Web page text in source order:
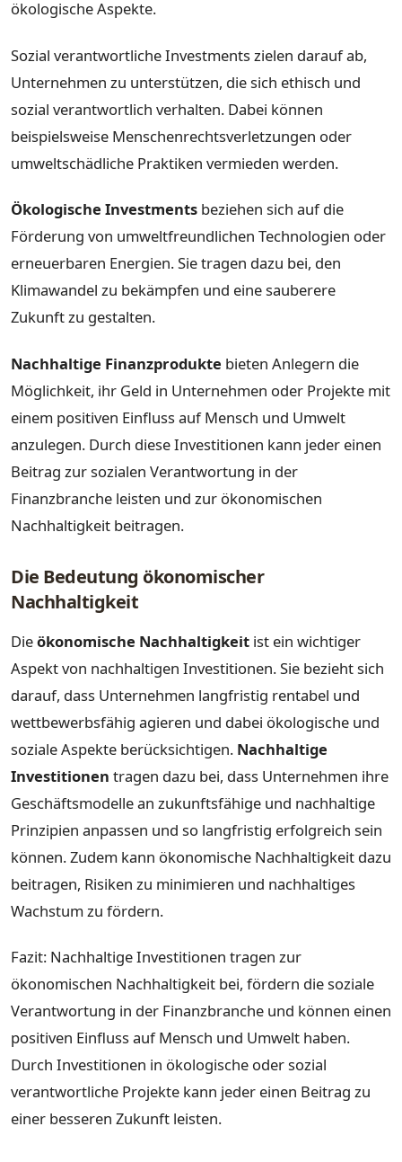
ökologische Aspekte.
Sozial verantwortliche Investments zielen darauf ab,
Unternehmen zu unterstützen, die sich ethisch und
sozial verantwortlich verhalten. Dabei können
beispielsweise Menschenrechtsverletzungen oder
umweltschädliche Praktiken vermieden werden.
Ökologische Investments beziehen sich auf die
Förderung von umweltfreundlichen Technologien oder
erneuerbaren Energien. Sie tragen dazu bei, den
Klimawandel zu bekämpfen und eine sauberere
Zukunft zu gestalten.
Nachhaltige Finanzprodukte bieten Anlegern die
Möglichkeit, ihr Geld in Unternehmen oder Projekte mit
einem positiven Einfluss auf Mensch und Umwelt
anzulegen. Durch diese Investitionen kann jeder einen
Beitrag zur sozialen Verantwortung in der
Finanzbranche leisten und zur ökonomischen
Nachhaltigkeit beitragen.
Die Bedeutung ökonomischer
Nachhaltigkeit
Dieökonomische Nachhaltigkeit ist ein wichtiger
Aspekt von nachhaltigen Investitionen. Sie bezieht sich
darauf, dass Unternehmen langfristig rentabel und
wettbewerbsfähig agieren und dabei ökologische und
soziale Aspekte berücksichtigen. Nachhaltige
Investitionen tragen dazu bei, dass Unternehmen ihre
Geschäftsmodelle an zukunftsfähige und nachhaltige
Prinzipien anpassen und so langfristig erfolgreich sein
können. Zudem kann ökonomische Nachhaltigkeit dazu
beitragen, Risiken zu minimieren und nachhaltiges
Wachstum zu fördern.
Fazit: Nachhaltige Investitionen tragen zur
ökonomischen Nachhaltigkeit bei, fördern die soziale
Verantwortung in der Finanzbranche und können einen
positiven Einfluss auf Mensch und Umwelt haben.
Durch Investitionen in ökologische oder sozial
verantwortliche Projekte kann jeder einen Beitrag zu
einer besseren Zukunft leisten.